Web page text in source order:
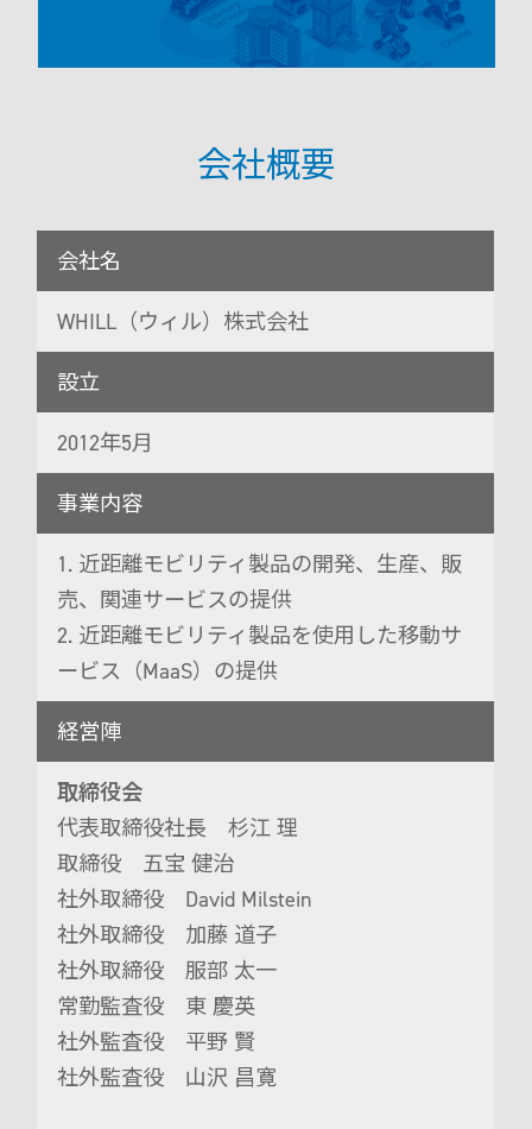
会社概要
会社名
WHILL（ウィル）株式会社
設立
2012年5月
事業内容
1. 近距離モビリティ製品の開発、生産、販
売、関連サービスの提供
2. 近距離モビリティ製品を使用した移動サ
ービス（MaaS）の提供
経営陣
取締役会
代表取締役社長 杉江 理
取締役 五宝 健治
社外取締役 David Milstein
社外取締役 加藤 道子
社外取締役 服部 太一
常勤監査役 東 慶英
社外監査役 平野 賢
社外監査役 山沢 昌寛